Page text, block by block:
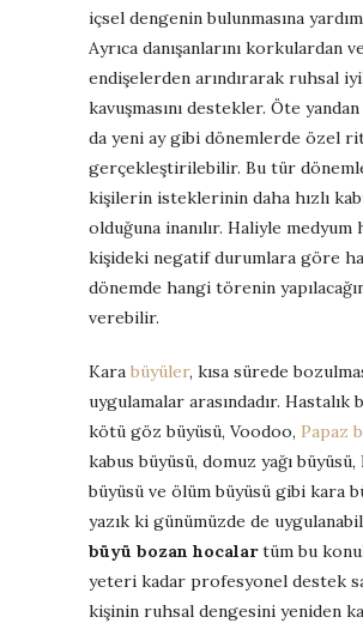
içsel dengenin bulunmasına
Ayrıca danışanlarını korkulardan ve
endişelerden arındırarak ruhsal
kavuşmasını destekler. Öte
da yeni ay gibi dönemlerde özel
gerçekleştirilebilir. Bu tür
kişilerin isteklerinin daha hızlı
olduğuna inanılır. Haliyle medyum
kişideki negatif durumlara göre
dönemde hangi törenin
verebilir.
Kara büyüler, kısa sürede
uygulamalar arasındadır. Hastalık
kötü göz büyüsü, Voodoo, Papaz
kabus büyüsü, domuz yağı
büyüsü ve ölüm büyüsü gibi kara
yazık ki günümüzde de
büyü bozan hocalartüm bu
yeteri kadar profesyonel destek
kişinin ruhsal dengesini yeniden